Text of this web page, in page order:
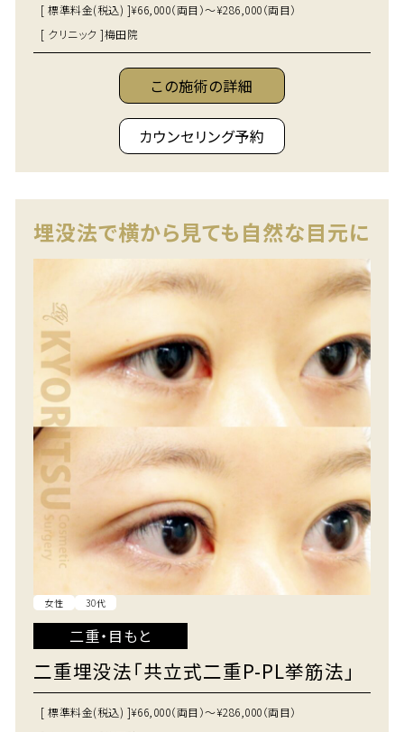
[ 標準料金(税込) ]¥66,000（両目）～¥286,000（両目）
[ クリニック ]梅田院
この施術の詳細
カウンセリング予約
埋没法で横から見ても自然な目元に
女性 30代
二重・目もと
二重埋没法「共立式二重P-PL挙筋法」
[ 標準料金(税込) ]¥66,000（両目）～¥286,000（両目）